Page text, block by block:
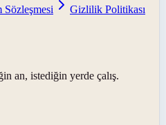
Sözleşmesi
Gizlilik Politikası
an, istediğin yerde çalış.